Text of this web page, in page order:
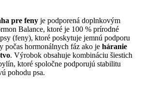
pre feny je podporená doplnkovým
Balance, ktoré je 100 % prírodné
(feny), ktoré poskytuje jemnú podporu
počas hormonálnych fáz ako je háranie
. Výrobok obsahuje kombináciu šiestich
ktoré spoločne podporujú stabilitu
pohodu psa.